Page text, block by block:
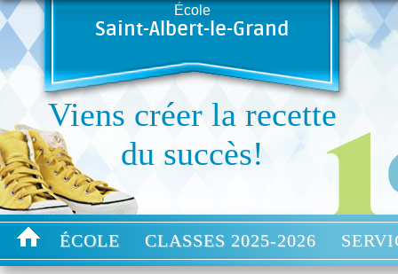
École
Saint-Albert-le-Grand
Viens créer la recette
du succès!
ÉCOLE CLASSES 2025-2026